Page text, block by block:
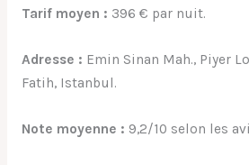
Tarif moyen : 396 € par nuit.
Adresse : Emin Sinan Mah., Piyer
Fatih, Istanbul.
Note moyenne : 9,2/10 selon les